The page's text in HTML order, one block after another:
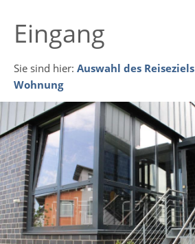
Eingang
Sie sind hier: Auswahl des Reiseziels
Wohnung